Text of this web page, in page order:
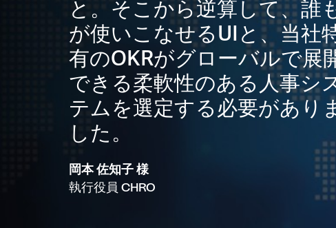
と。そこから逆算して、誰
が使いこなせるUIと、当社
有のOKRがグローバルで展
できる柔軟性のある人事シ
テムを選定する必要があり
した。
岡本 佐知子 様
執行役員 CHRO